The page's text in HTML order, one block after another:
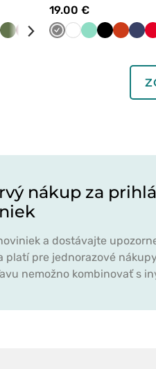
OlivkováČerešňová
Klasicka
ČervenáKoralováLevandulová
Maevn
Biela
19.00 €
Tmavo
Biela MátováČierna
nákup za
a dostávajte
platí pre jednorazové
nemožno kombinovať s